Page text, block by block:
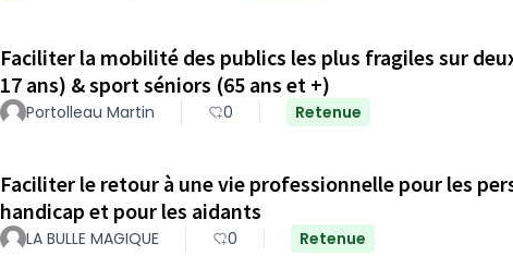
Faciliter la mobilité des publics les plus fragiles sur
17 ans) & sport séniors (65 ans et +)
Portolleau Martin 0 Retenue
Faciliter le retour à une vie professionnelle pour les
handicap et pour les aidants
LA BULLE MAGIQUE 0 Retenue